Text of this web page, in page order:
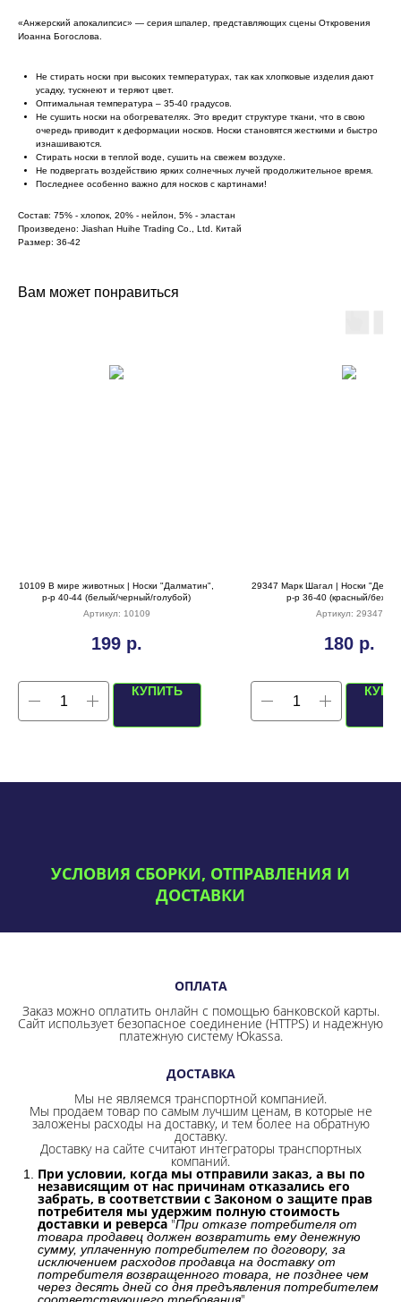
«Анжерский апокалипсис» — серия шпалер, представляющих сцены Откровения
Иоанна Богослова.
Не стирать носки при высоких температурах, так как хлопковые изделия дают
усадку, тускнеют и теряют цвет.
Оптимальная температура – 35-40 градусов.
Не сушить носки на обогревателях. Это вредит структуре ткани, что в свою
очередь приводит к деформации носков. Носки становятся жесткими и быстро
изнашиваются.
Стирать носки в теплой воде, сушить на свежем воздухе.
Не подвергать воздействию ярких солнечных лучей продолжительное время.
Последнее особенно важно для носков с картинами!
Состав: 75% - хлопок, 20% - нейлон, 5% - эластан
Произведено: Jiashan Huihe Trading Co., Ltd. Китай
Размер: 36-42
Вам может понравиться
10109 В мире животных | Носки "Далматин",
р-р 40-44 (белый/черный/голубой)
Артикул: 10109
199 р.
КУПИТЬ
29347 Марк Шагал | Носки "День
р-р 36-40 (красный/
Артикул: 29347
180 р.
УСЛОВИЯ СБОРКИ, ОТПРАВЛЕНИЯ И
ДОСТАВКИ
ОПЛАТА
Заказ можно оплатить онлайн с помощью банковской карты.
Сайт использует безопасное соединение (HTTPS) и надежную
платежную систему Юkassa.
ДОСТАВКА
Мы не являемся транспортной компанией.
Мы продаем товар по самым лучшим ценам, в которые не
заложены расходы на доставку, и тем более на обратную
доставку.
Доставку на сайте считают интеграторы транспортных
компаний.
При условии, когда мы отправили заказ, а вы по
независящим от нас причинам отказались его
забрать, в соответствии с Законом о защите прав
потребителя мы удержим полную стоимость
доставки и реверса "При отказе потребителя от
товара продавец должен возвратить ему денежную
сумму, уплаченную потребителем по договору, за
исключением расходов продавца на доставку от
потребителя возвращенного товара, не позднее чем
через десять дней со дня предъявления потребителем